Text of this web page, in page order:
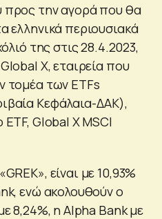
προς την αγορά που θα
ελληνικά περιουσιακά
της στις 28.4.2023,
X, εταιρεία που
τομέα των ETFs
Κεφάλαια-ΔΑΚ),
Global X MSCI
είναι με 10,93%
ενώ ακολουθούν ο
8,24%, η Alpha Bank με